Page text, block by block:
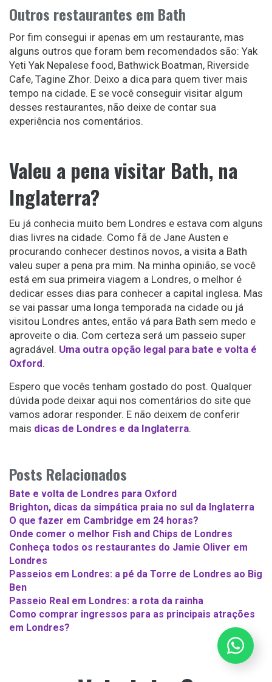
Outros restaurantes em Bath
Por fim consegui ir apenas em um restaurante, mas
alguns outros que foram bem recomendados são: Yak
Yeti Yak Nepalese food, Bathwick Boatman, Riverside
Cafe, Tagine Zhor. Deixo a dica para quem tiver mais
tempo na cidade. E se você conseguir visitar algum
desses restaurantes, não deixe de contar sua
experiência nos comentários.
Valeu a pena visitar Bath, na
Inglaterra?
Eu já conhecia muito bem Londres e estava com alguns
dias livres na cidade. Como fã de Jane Austen e
procurando conhecer destinos novos, a visita a Bath
valeu super a pena pra mim. Na minha opinião, se você
está em sua primeira viagem a Londres, o melhor é
dedicar esses dias para conhecer a capital inglesa. Mas
se vai passar uma longa temporada na cidade ou já
visitou Londres antes, então vá para Bath sem medo e
aproveite o dia. Com certeza será um passeio super
agradável. Uma outra opção legal para bate e volta é
Oxford.
Espero que vocês tenham gostado do post. Qualquer
dúvida pode deixar aqui nos comentários do site que
vamos adorar responder. E não deixem de conferir
mais dicas de Londres e da Inglaterra.
Posts Relacionados
Bate e volta de Londres para Oxford
Brighton, dicas da simpática praia no sul da Inglaterra
O que fazer em Cambridge em 24 horas?
Onde comer o melhor Fish and Chips de Londres
Conheça todos os restaurantes do Jamie Oliver em
Londres
Passeios em Londres: a pé da Torre de Londres ao Big
Ben
Passeio Real em Londres: a rota da rainha
Como comprar ingressos para as principais atrações
em Londres?